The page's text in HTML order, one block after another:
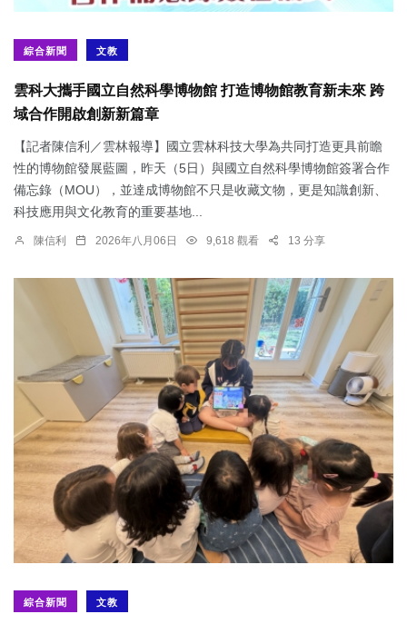
綜合新聞 文教
雲科大攜手國立自然科學博物館 打造博物館教育新未來 跨
域合作開啟創新新篇章
【記者陳信利／雲林報導】國立雲林科技大學為共同打造更具前瞻
性的博物館發展藍圖，昨天（5日）與國立自然科學博物館簽署合作
備忘錄（MOU），並達成博物館不只是收藏文物，更是知識創新、
科技應用與文化教育的重要基地...
陳信利 2026年八月06日 9,618 觀看 13 分享
綜合新聞 文教